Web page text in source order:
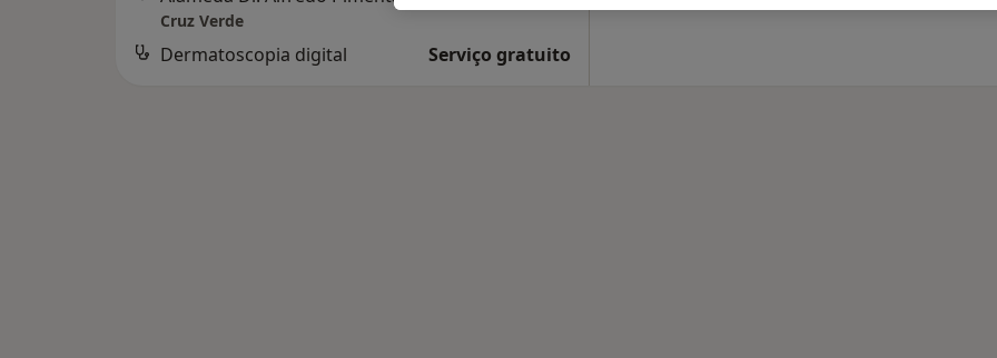
Cruz Verde
Dermatoscopia digital Serviço gratuito